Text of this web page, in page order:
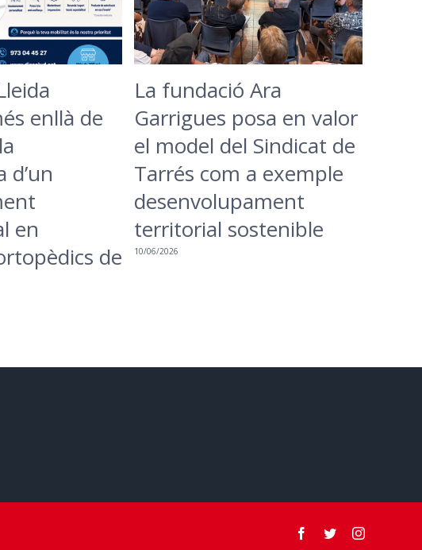
enllà de
d’un
en
de
La fundació Ara
Garrigues posa en valor
el model del Sindicat de
Tarrés com a exemple
desenvolupament
territorial sostenible
10/06/2026
Facebook
TwitterInstagram